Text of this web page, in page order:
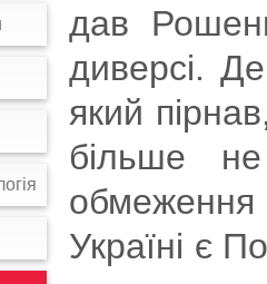
дав
диверсі.
який
більше
обмеження
Україні є